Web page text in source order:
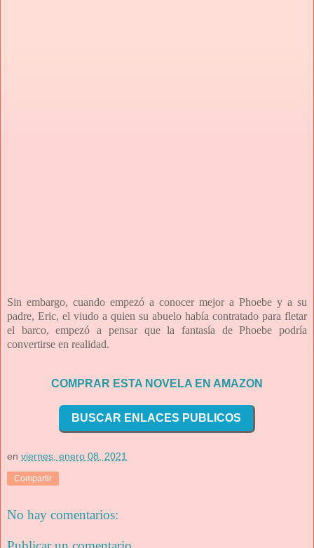
Sin embargo, cuando empezó a conocer mejor a Phoebe y a su
padre, Eric, el viudo a quien su abuelo había contratado para fletar
el barco, empezó a pensar que la fantasía de Phoebe podría
convertirse en realidad.
COMPRAR ESTA NOVELA EN AMAZON
BUSCAR ENLACES PUBLICOS
en viernes, enero 08, 2021
Compartir
No hay comentarios: